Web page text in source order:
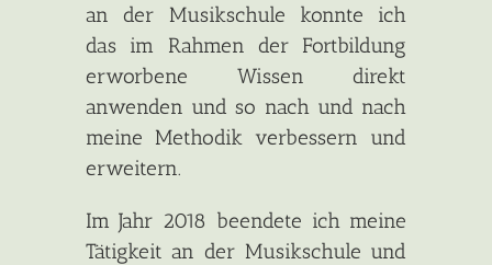
an der Musikschule konnte ich
das im Rahmen der Fortbildung
erworbene Wissen direkt
anwenden und so nach und nach
meine Methodik verbessern und
erweitern.
Im Jahr 2018 beendete ich meine
Tätigkeit an der Musikschule und